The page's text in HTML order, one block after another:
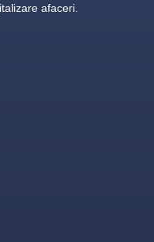
afaceri.